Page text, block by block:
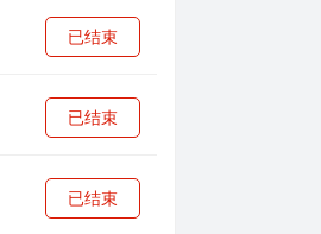
已结束
已结束
已结束